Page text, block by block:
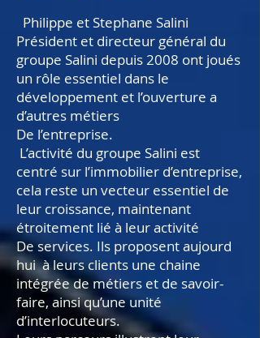
Philippe et Stephane Salini
Président et directeur général du
groupe Salini depuis 2008 ont joués
un rôle essentiel dans le
développement et l’ouverture a
d’autres métiers
De l’entreprise.
L’activité du groupe Salini est
centré sur l’immobilier d’entreprise,
cela reste un vecteur essentiel de
leur croissance, maintenant
étroitement lié à leur activité
De services. Ils proposent aujourd
hui à leurs clients une chaine
intégrée de métiers et de savoir-
faire, ainsi qu’une unité
d’interlocuteurs.